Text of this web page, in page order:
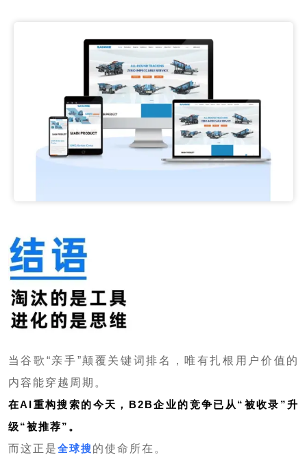
当谷歌“亲手”颠覆关键词排名，唯有扎根用户价值的
内容能穿越周期。
在AI重构搜索的今天，B2B企业的竞争已从“被收录”升
级“被推荐”。
而这正是全球搜 的使命所在。